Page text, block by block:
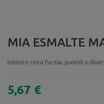
MIA ESMALTE
Intenso rosa fucsia, juvenil y
5,67 €